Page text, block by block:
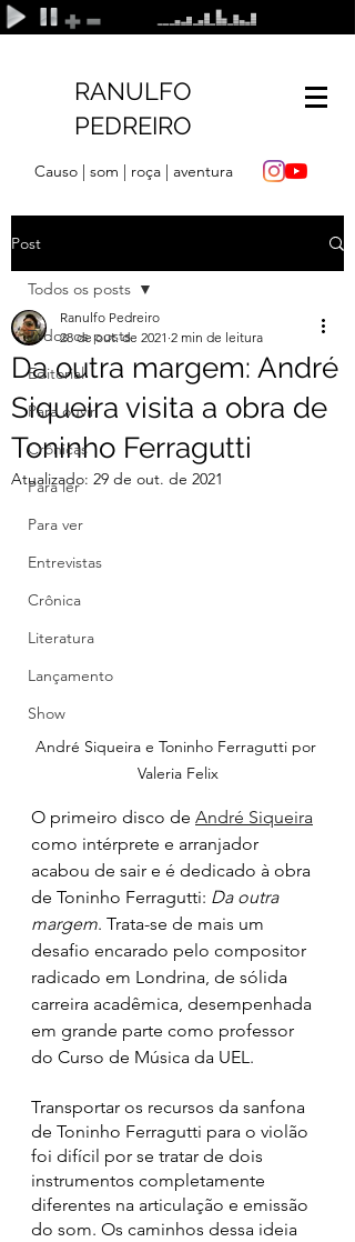
RANULFO
PEDREIRO
Causo | som | roça | aventura
Post
Todos os posts
Editorial
Para ouvir
Crônicas
Para ler
Para ver
Entrevistas
Crônica
Literatura
Lançamento
Show
Todos os posts
Da outra margem: André
Siqueira visita a obra de
Toninho Ferragutti
Ranulfo Pedreiro
28 de out. de 2021 2 min de leitura
Atualizado: 29 de out. de 2021
André Siqueira e Toninho Ferragutti por
Valeria Felix
O primeiro disco de André Siqueira
como intérprete e arranjador
acabou de sair e é dedicado à obra
de Toninho Ferragutti: Da outra
margem. Trata-se de mais um
desafio encarado pelo compositor
radicado em Londrina, de sólida
carreira acadêmica, desempenhada
em grande parte como professor
do Curso de Música da UEL.
Transportar os recursos da sanfona
de Toninho Ferragutti para o violão
foi difícil por se tratar de dois
instrumentos completamente
diferentes na articulação e emissão
do som. Os caminhos dessa ideia